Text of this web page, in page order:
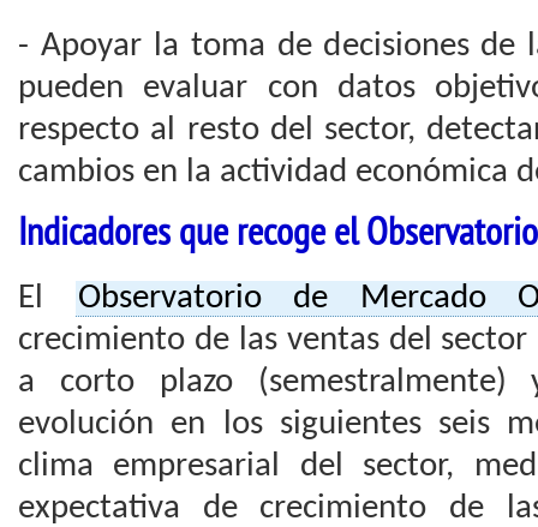
- Apoyar la toma de decisiones de
pueden evaluar con datos
respecto al resto del sector,
cambios en la actividad económica
Indicadores que recoge el
El
Observatorio de Mercado
crecimiento de las ventas del
a corto plazo (semestralmente)
evolución en los siguientes seis
clima empresarial del sector,
expectativa de crecimiento de